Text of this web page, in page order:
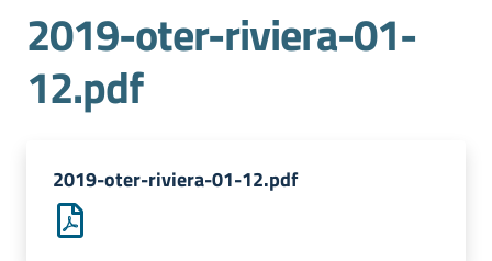
Studi
e
Statistica
Orientamento
2019-oter-riviera-01-
12.pdf
2019-oter-riviera-01-12.pdf